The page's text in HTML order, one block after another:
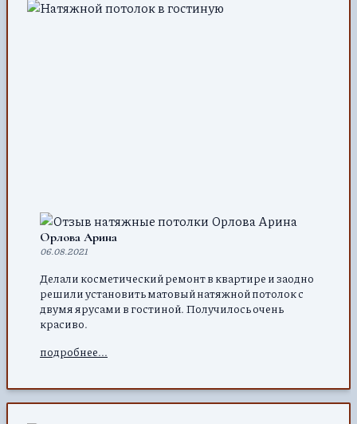
Орлова Арина
06.08.2021
Делали косметический ремонт в квартире и заодно
решили установить матовый натяжной потолок с
двумя ярусами в гостиной. Получилось очень
красиво.
подробнее...